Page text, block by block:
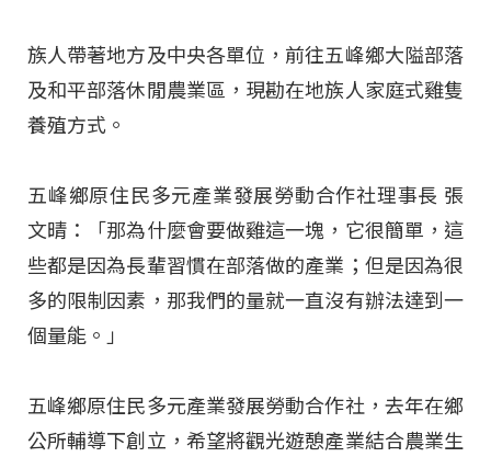
族人帶著地方及中央各單位，前往五峰鄉大隘部落
及和平部落休閒農業區，現勘在地族人家庭式雞隻
養殖方式。
五峰鄉原住民多元產業發展勞動合作社理事長 張
文晴：「那為什麼會要做雞這一塊，它很簡單，這
些都是因為長輩習慣在部落做的產業；但是因為很
多的限制因素，那我們的量就一直沒有辦法達到一
個量能。」
五峰鄉原住民多元產業發展勞動合作社，去年在鄉
公所輔導下創立，希望將觀光遊憩產業結合農業生